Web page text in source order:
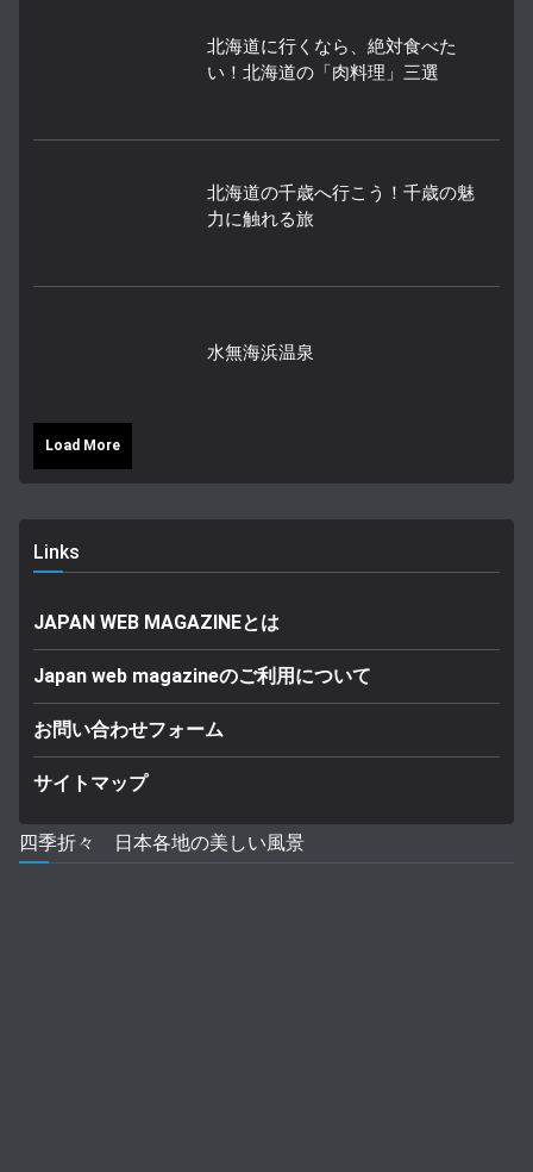
北海道に行くなら、絶対食べた
い！北海道の「肉料理」三選
北海道の千歳へ行こう！千歳の魅
力に触れる旅
水無海浜温泉
Load More
Links
JAPAN WEB MAGAZINEとは
Japan web magazineのご利用について
お問い合わせフォーム
サイトマップ
四季折々 日本各地の美しい風景